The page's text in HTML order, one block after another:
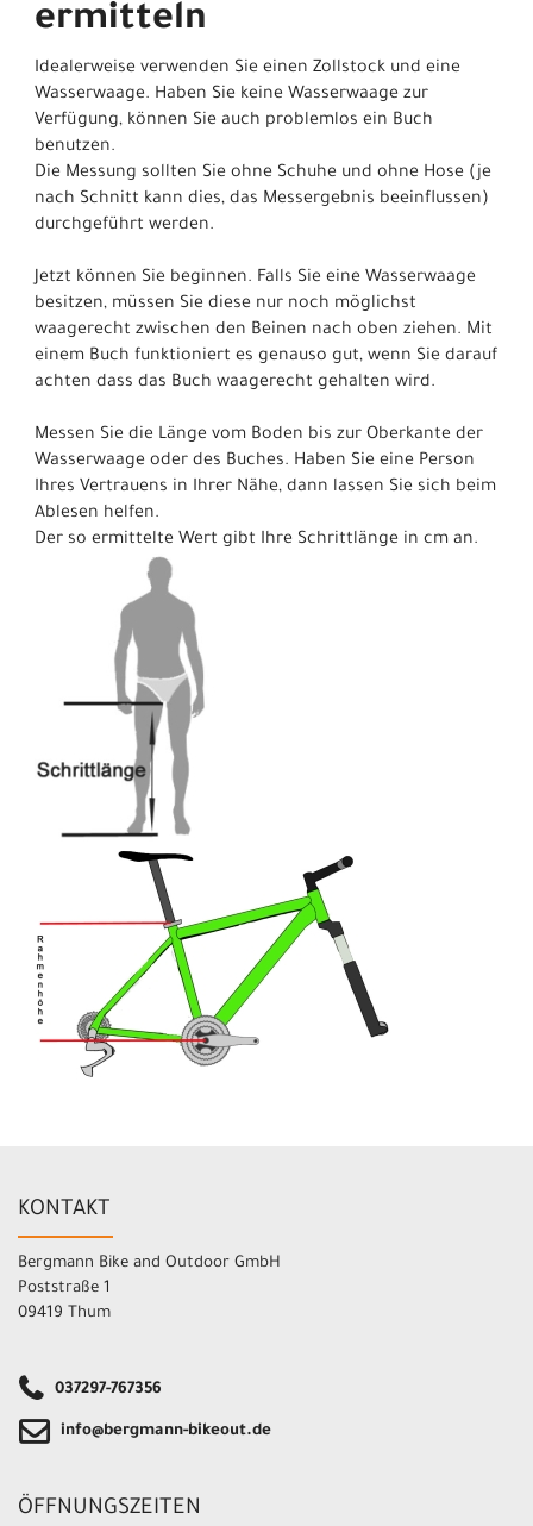
ermitteln
Idealerweise verwenden Sie einen Zollstock und eine
Wasserwaage. Haben Sie keine Wasserwaage zur
Verfügung, können Sie auch problemlos ein Buch
benutzen.
Die Messung sollten Sie ohne Schuhe und ohne Hose (je
nach Schnitt kann dies, das Messergebnis beeinflussen)
durchgeführt werden.
Jetzt können Sie beginnen. Falls Sie eine Wasserwaage
besitzen, müssen Sie diese nur noch möglichst
waagerecht zwischen den Beinen nach oben ziehen. Mit
einem Buch funktioniert es genauso gut, wenn Sie darauf
achten dass das Buch waagerecht gehalten wird.
Messen Sie die Länge vom Boden bis zur Oberkante der
Wasserwaage oder des Buches. Haben Sie eine Person
Ihres Vertrauens in Ihrer Nähe, dann lassen Sie sich beim
Ablesen helfen.
Der so ermittelte Wert gibt Ihre Schrittlänge in cm an.
KONTAKT
Bergmann Bike and Outdoor GmbH
Poststraße 1
09419 Thum
037297-767356
info@bergmann-bikeout.de
ÖFFNUNGSZEITEN